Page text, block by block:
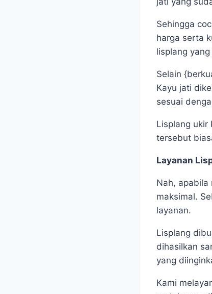
Sehingga
harga serta
lisplang
Selain
Kayu jati
sesuai
Lisplang ukir
tersebut
Layanan
Nah, apabila
maksimal.
layanan.
Lisplang
dihasilkan
yang
Kami